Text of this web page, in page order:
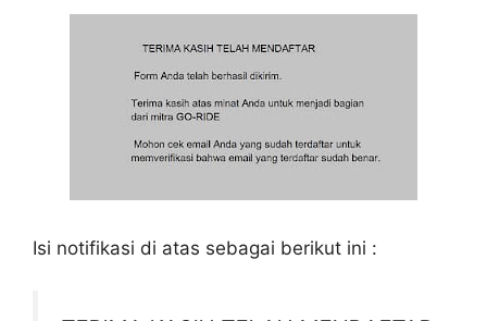
Isi notifikasi di atas sebagai berikut ini :